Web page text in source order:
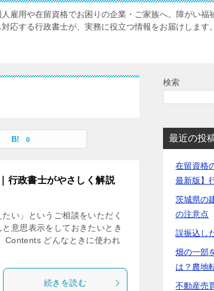
雇用や在留資格でお困りの企業・ご家族へ。障がい福
対応する行政書士が、実務に役立つ情報をお届けします。
0
行政書士がやさしく解説
い」というご相談をいただく
意思表示をしておきたいとき
Contents どんなときに使われ
続きを読む
検索
最近の投
在留資格
最新版】
茨城県の
の注意点
誤振込し
畑の一部
は？農地
不動産売